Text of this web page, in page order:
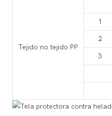
Tejido no tejido PP
1
2
3